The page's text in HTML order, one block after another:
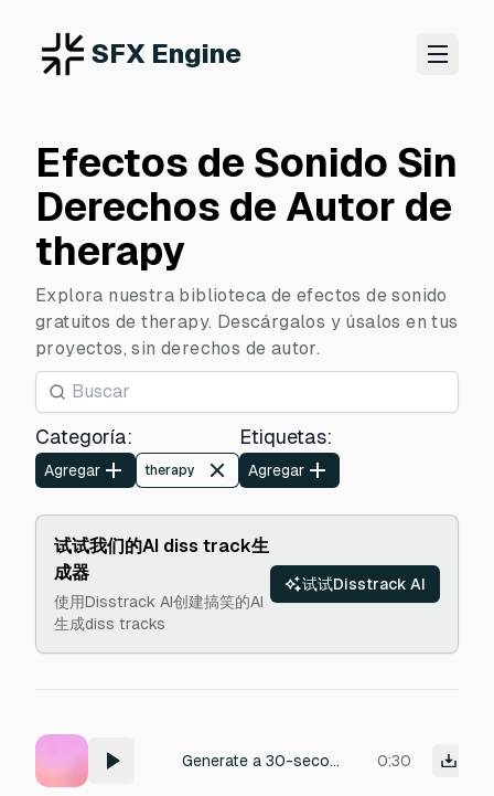
SFX Engine
Efectos de Sonido Sin
Derechos de Autor de
therapy
Explora nuestra biblioteca de efectos de sonido
gratuitos de therapy. Descárgalos y úsalos en tus
proyectos, sin derechos de autor.
Categoría:
Agregar therapy
Etiquetas:
Agregar
试试我们的AI diss track生
成器
使用Disstrack AI创建搞笑的AI
生成diss tracks
试试Disstrack AI
Generate a 30-second looping audio therapy sound with gentle binaural beats (3-7 Hz theta waves), soft nature white noise, and a whispered voice saying 'anak supaya tenang' in a calming tone. Ensure the audio fades smoothly for seamless looping 0:30